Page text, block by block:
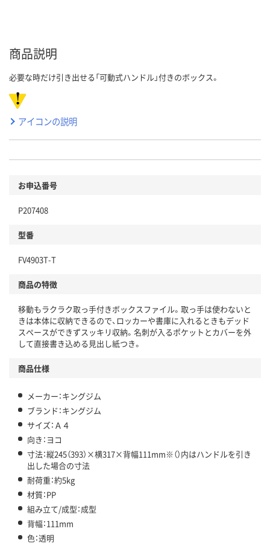
商品説明
必要な時だけ引き出せる「可動式ハンドル」付きのボックス。
アイコンの説明
お申込番号
P207408
型番
FV4903T-T
商品の特徴
移動もラクラク取っ手付きボックスファイル。取っ手は使わないと
きは本体に収納できるので、ロッカーや書庫に入れるときもデッド
スペースができずスッキリ収納。名刺が入るポケットとカバーを外
して直接書き込める見出し紙つき。
商品仕様
メーカー：キングジム
ブランド：キングジム
サイズ：Ａ４
向き：ヨコ
寸法：縦245（393）×横317×背幅111mm※（）内はハンドルを引き
出した場合の寸法
耐荷重：約5kg
材質：PP
組み立て/成型：成型
背幅：111mm
色：透明